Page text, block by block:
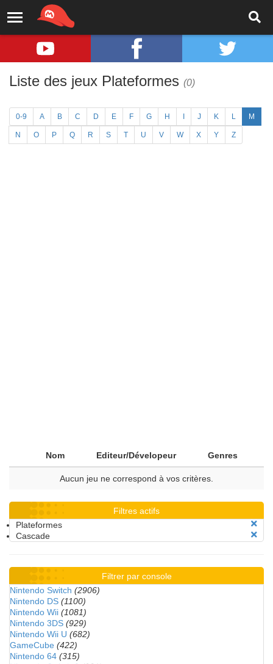
Liste des jeux Plateformes (0)
0-9 A B C D E F G H J K L M
N O P Q R S T U V W X Y Z
Nom Editeur/Dévelopeur Genres
Aucun jeu ne correspond à vos critères.
Filtres actifs
Plateformes
Cascade
Filtrer par console
Nintendo Switch (2906)
Nintendo DS (1100)
Nintendo Wii (1081)
Nintendo 3DS (929)
Nintendo Wii U (682)
GameCube (422)
Nintendo 64 (315)